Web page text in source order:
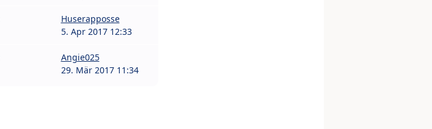
Huserapposse
5. Apr 2017 12:33
Angie025
29. Mär 2017 11:34